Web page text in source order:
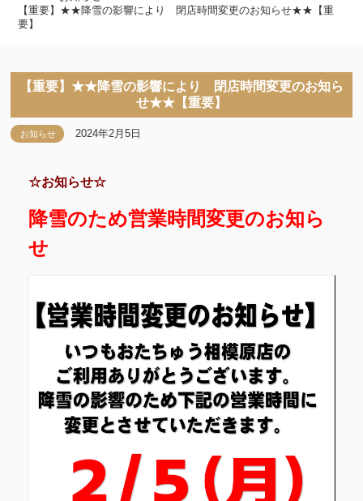
【重要】★★降雪の影響により 閉店時間変更のお知らせ★★【重
要】
【重要】★★降雪の影響により 閉店時間変更のお知ら
せ★★【重要】
お知らせ 2024年2月5日
☆お知らせ☆
降雪のため営業時間変更のお知ら
せ